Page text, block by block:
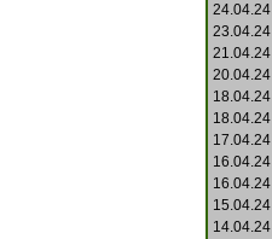
24.04.24
23.04.24
21.04.24
20.04.24
18.04.24
18.04.24
17.04.24
16.04.24
16.04.24
15.04.24
14.04.24